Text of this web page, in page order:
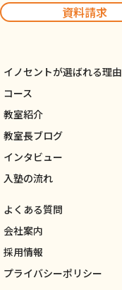
資料請求
イノセントが選ばれる理由
コース
教室紹介
教室長ブログ
インタビュー
入塾の流れ
よくある質問
会社案内
採用情報
プライバシーポリシー